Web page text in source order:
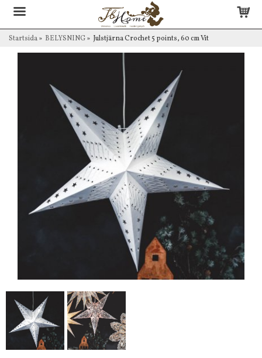
Startsida» BELYSNING» Julstjärna Crochet 5 points, 60 cm Vit